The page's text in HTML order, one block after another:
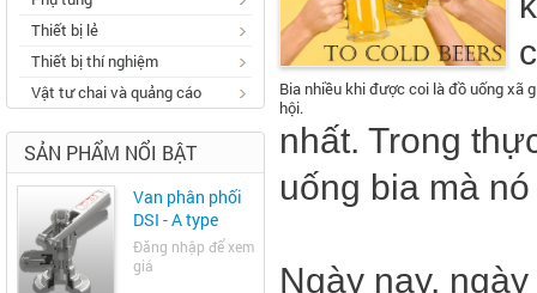
Thiết bị lẻ
Thiết bị thí nghiệm
Vật tư chai và quảng cáo
SẢN PHẨM NỔI BẬT
Van phân phối
DSI - A type
Đăng nhập để xem
giá
Bia nhiều khi được coi là đồ uống xã
hội.
nhất. Trong
uống bia mà
Ngày nay,